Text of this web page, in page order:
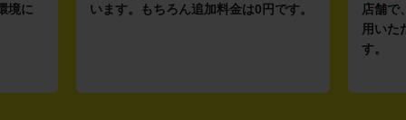
境に
います。もちろん追加料金は0円です。
店舗で
用いた
す。